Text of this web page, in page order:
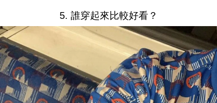
5. 誰穿起來比較好看？